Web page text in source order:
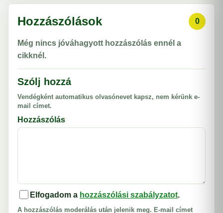
Hozzászólások 0
Még nincs jóváhagyott hozzászólás ennél a
cikknél.
Szólj hozzá
Vendégként automatikus olvasónevet kapsz, nem kérünk e-
mail címet.
Hozzászólás
Elfogadom a hozzászólási szabályzatot.
A hozzászólás moderálás után jelenik meg. E-mail címet